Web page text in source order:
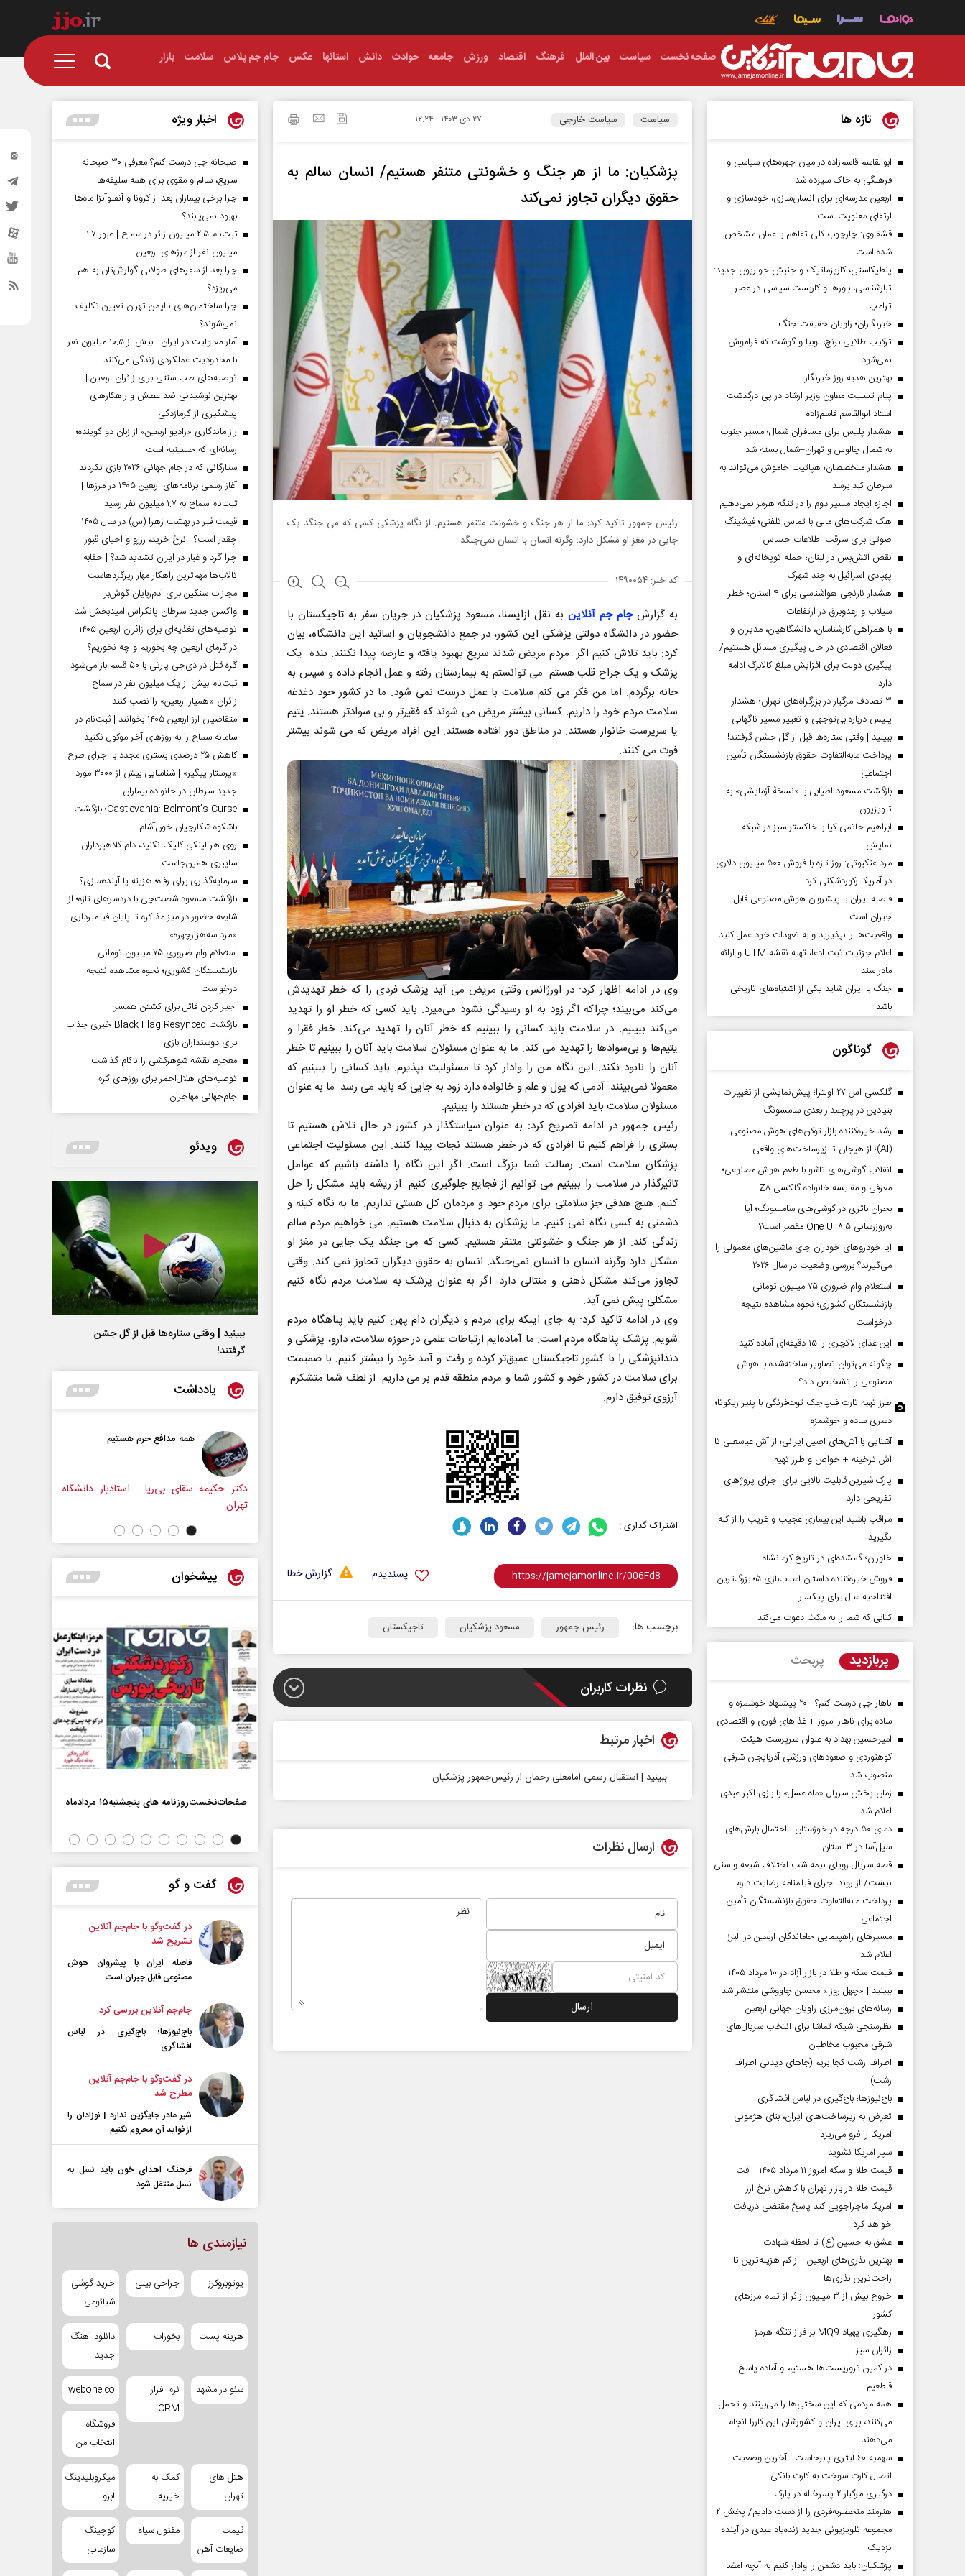
صفحه نخست سیاست بین الملل فرهنگ اقتصاد ورزش جامعه حوادث دانش استانها عکس جام جم پلاس سلامت بازار
سیاست سیاست خارجی ۲۷ دی ۱۴۰۳ - ۱۲:۲۴
پزشکیان: ما از هر جنگ و خشونتی متنفر هستیم/ انسان سالم به
حقوق دیگران تجاوز نمی‌کند
رئیس جمهور تاکید کرد: ما از هر جنگ و خشونت متنفر هستیم. از نگاه پزشکی کسی که می جنگد یک
جایی در مغز او مشکل دارد؛ وگرنه انسان با انسان نمی‌جنگد.
کد خبر: ۱۴۹۰۰۵۴
به گزارشجام جم آنلاینبه نقل ازایسنا، مسعود پزشکیان در جریان سفر به تاجیکستان با
حضور در دانشگاه دولتی پزشکی این کشور، در جمع دانشجویان و اساتید این دانشگاه، بیان
کرد: باید تلاش کنیم اگر مردم مریض شدند سریع بهبود یافته و عارضه پیدا نکنند. بنده یک
پزشک و یک جراح قلب هستم. می توانستم به بیمارستان رفته و عمل انجام داده و سپس به
خانه برگردم. اما من فکر می کنم سلامت با عمل درست نمی شود. ما در کشور خود دغدغه
سلامت مردم خود را داریم. کسانی بیشتر مریض می شوند که فقیرتر و بی سوادتر هستند. یتیم
یا سرپرست خانوار هستند. در مناطق دور افتاده هستند. این افراد مریض که می شوند بیشتر
فوت می کنند.
وی در ادامه اظهار کرد: در اورژانس وقتی مریض می آید پزشک فردی را که خطر تهدیدش
می‌کند می‌بیند؛ چراکه اگر زود به او رسیدگی نشود می‌میرد. باید کسی که خطر او را تهدید
می‌کند ببینیم. در سلامت باید کسانی را ببینیم که خطر آنان را تهدید می‌کند. خطر فقرا و
یتیم‌ها و بی‌سوادها را تهدید می کند. ما به عنوان مسئولان سلامت باید آنان را ببینیم تا خطر
آنان را نابود نکند. این نگاه من را وادار کرد تا مسئولیت بپذیرم. باید کسانی را ببینیم که
معمولا نمی‌بینند. آدمی که پول و علم و خانواده دارد زود به جایی که باید می رسد. ما به عنوان
مسئولان سلامت باید افرادی که در خطر هستند را ببینیم.
رئیس جمهور در ادامه تصریح کرد: به عنوان سیاستگذار در کشور در حال تلاش هستیم تا
بستری را فراهم کنیم تا افرادی که در خطر هستند نجات پیدا کنند. این مسئولیت اجتماعی
پزشکان سلامت است. رسالت شما بزرگ است. اگر این نگاه را داشته باشیم که عوامل
تاثیرگذار در سلامت را ببینیم می توانیم از فجایع جلوگیری کنیم. از ریشه باید مشکل را حل
کنیم. هیچ هدفی جز سلامتی برای مردم خود و مردمان کل هستی نداریم. ما به نگاه کینه و
دشمنی به کسی نگاه نمی کنیم. ما پزشکان به دنبال سلامت هستیم. می خواهیم مردم سالم
زندگی کند. از هر جنگ و خشونتی متنفر هستیم. کسی که می جنگد یک جایی در مغز او
مشکل دارد وگرنه انسان با انسان نمی‌جنگد. انسان به حقوق دیگران تجاوز نمی کند. وقتی
تجاوز می‌کند مشکل ذهنی و منتالی دارد. اگر به عنوان پزشک به سلامت مردم نگاه کنیم
مشکلی پیش نمی آید.
وی در ادامه تاکید کرد: به جای اینکه برای مردم و دیگران دام پهن کنیم باید پناهگاه مردم
شویم. پزشک پناهگاه مردم است. ما آماده‌ایم ارتباطات علمی در حوزه سلامت، دارو، پزشکی و
دندانپزشکی را با کشور تاجیکستان عمیق‌تر کرده و رفت و آمد خود را بیشتر کنیم. با صمیمت
برای سلامت در کشور خود و کشور شما و مردم منطقه قدم بر می داریم. از لطف شما متشکرم.
آرزوی توفیق دارم.
اشتراک گذاری :
گزارش خطا پسندیدم
برچسب ها: رئیس جمهور مسعود پزشکیان تاجیکستان
نظرات کاربران
اخبار مرتبط
ببینید | استقبال رسمی امامعلی رحمان از رئیس‌جمهور پزشکیان
ارسال نظرات
تازه ها
ابوالقاسم قاسم‌زاده در میان چهره‌های سیاسی و
فرهنگی به خاک سپرده شد
اربعین مدرسه‌ای برای انسان‌سازی، خودسازی و
ارتقای معنویت است
قشقاوی: چارچوب کلی تفاهم با عمان مشخص
شده است
پنطیکاستی، کاریزماتیک و جنبش حواریون جدید:
تبارشناسی، باور‌ها و کاربست سیاسی در عصر
ترامپ
خبرنگاران؛ راویان حقیقت جنگ
ترکیب طلایی برنج، لوبیا و گوشت که فراموش
نمی‌شود
بهترین هدیه روز خبرنگار
پیام تسلیت معاون وزیر ارشاد در پی درگذشت
استاد ابوالقاسم قاسم‌زاده
هشدار پلیس برای مسافران شمال؛ مسیر جنوب
به شمال چالوس و تهران–شمال بسته شد
هشدار متخصصان؛ هپاتیت خاموش می‌تواند به
سرطان کبد برسد!
اجازه ایجاد مسیر دوم را در تنگه هرمز نمی‌دهیم
هک شرکت‌های مالی با تماس تلفنی؛ فیشینگ
صوتی برای سرقت اطلاعات حساس
نقض آتش‌بس در لبنان؛ حمله توپخانه‌ای و
پهپادی اسرائیل به چند شهرک
هشدار نارنجی هواشناسی برای ۴ استان؛ خطر
سیلاب و رعدوبرق در ارتفاعات
با همراهی کارشناسان، دانشگاهیان، مدیران و
فعالان اقتصادی در حال پیگیری مسائل هستیم/
پیگیری دولت برای افزایش مبلغ کالابرگ ادامه
دارد
۳ تصادف مرگبار در بزرگراه‌های تهران؛ هشدار
پلیس درباره بی‌توجهی و تغییر مسیر ناگهانی
ببینید | وقتی ستاره‌ها قبل از گل جشن گرفتند!
پرداخت مابه‌التفاوت حقوق بازنشستگان تأمین
اجتماعی
بازگشت مسعود اطیابی با «نسخهٔ آزمایشی» به
تلویزیون
ابراهیم حاتمی کیا با خاکستر سبز در شبکه
نمایش
مرد عنکبوتی: روز تازه با فروش ۵۰۰ میلیون دلاری
در آمریکا رکوردشکنی کرد
فاصله ایران با پیشرو‌ان هوش مصنوعی قابل
جبران است
واقعیت‌ها را بپذیرید و به تعهدات خود عمل کنید
اعلام جزئیات ثبت ادعا، تهیه نقشه UTM و ارائه
مادر سند
جنگ با ایران شاید یکی از اشتباه‌های تاریخی
باشد
گوناگون
گلکسی اس ۲۷ اولترا؛ پیش‌نمایشی از تغییرات
بنیادین در پرچمدار بعدی سامسونگ
رشد خیره‌کننده بازار توکن‌های هوش مصنوعی
(AI)؛ از هیجان تا زیرساخت‌های واقعی
انقلاب گوشی‌های تاشو‌ با طعم هوش مصنوعی؛
معرفی و مقایسه خانواده گلکسی Z۸
بحران باتری در گوشی‌های سامسونگ؛ آیا
به‌روزرسانی One UI ۸.۵ مقصر است؟
آیا خودروهای خودران جای ماشین‌های معمولی را
می‌گیرند؟ بررسی وضعیت در سال ۲۰۲۶
استعلام وام ضروری ۷۵ میلیون تومانی
بازنشستگان کشوری؛ نحوه مشاهده نتیجه
درخواست
این غذای لاکچری را ۱۵ دقیقه‌ای آماده کنید
چگونه می‌توان تصاویر ساخته‌شده با هوش
مصنوعی را تشخیص داد؟
طرز تهیه تارت فلپ‌جک توت‌فرنگی با پنیر ریکوتا؛
دسری ساده و خوشمزه
آشنایی با آش‌های اصیل ایرانی؛ از آش عباسعلی تا
آش ترخینه + خواص و طرز تهیه
پارک شیرین قابلیت‌ بالایی برای اجرای پروژهای
تفریحی دارد
مراقب باشید این بیماری عجیب و غریب را از کنه
نگیرید!
خاوران؛ گمشده‌ای در تاریخ کرمانشاه
فروش خیره‌کننده داستان اسباب‌بازی ۵؛ بزرگ‌ترین
افتتاحیه سال برای پیکسار
کتابی که شما را به مکث دعوت می‌کند
پربازدید پربحث
ناهار چی درست کنم؟ | ۲۰ پیشنهاد خوشمزه و
ساده برای ناهار امروز + غذاهای فوری و اقتصادی
امیرحسین بهداد به عنوان سرپرست هیئت
کوهنوردی و صعودهای ورزشی آذربایجان شرقی
منصوب شد
زمان پخش سریال «ماه عسل» با بازی اکبر عبدی
اعلام شد
دمای ۵۰ درجه در خوزستان | احتمال بارش‌های
سیل‌آسا در ۳ استان
قصه سریال رویای نیمه شب اختلاف شیعه و سنی
نیست/ از روند اجرای فیلمنامه رضایت دارم
پرداخت مابه‌التفاوت حقوق بازنشستگان تأمین
اجتماعی
مسیر‌های راهپیمایی جاماندگان اربعین در البرز
اعلام شد
قیمت سکه و طلا در بازار آزاد در ۱۰ مرداد ۱۴۰۵
ببینید | «چهل روز » محسن چاووشی منتشر شد
رسانه‌های برون‌مرزی راویان جهانی اربعین
نظرسنجی شبکه تماشا برای انتخاب سریال‌های
شرقی محبوب مخاطبان
اطراف رشت کجا بریم (جاهای دیدنی اطراف
رشت)
باج‌نیوزها؛ باج‌گیری در لباس افشاگری
تعرض به زیرساخت‌های ایران، بنای هژمونی
آمریکا را فرو می‌ریزد
سپر آمریکا نشوید
قیمت طلا و سکه امروز ۱۱ مرداد ۱۴۰۵ | افت
قیمت طلا در بازار تهران با کاهش نرخ ارز
آمریکا ماجراجویی کند پاسخ مقتضی دریافت
خواهد کرد
عشق به حسین (ع) تا لحظه شهادت
بهترین نذری‌های اربعین | از کم هزینه‌ترین تا
راحت‌ترین نذری‌ها
خروج بیش از ۳ میلیون زائر از تمام مرز‌های
کشور
رهگیری پهپاد MQ9 بر فراز تنگه هرمز
‌زائران سبز
در کمین تروریست‌ها هستیم و آماده پاسخ
قاطعیم
همه مردمی که این سختی‌ها را می‌بینند و تحمل
می‌کنند، برای ایران و کشورشان این کاررا انجام
می‌دهند
سهمیه ۶۰ لیتری پابرجاست | آخرین وضعیت
اتصال کارت سوخت به کارت بانکی
درگیری مرگبار ۲ پسرخاله در پارک
هنرمند منحصر‌به‌فردی را از دست دادیم/ پخش ۲
مجموعه تلویزیونی جدید زنده‌یاد عبدی در آینده
نزدیک
پزشکیان: باید دشمن را وادار کنیم به آنچه امضا
اخبار ویژه
صبحانه چی درست کنم؟ معرفی ۳۰ صبحانه
سریع، سالم و مقوی برای همه سلیقه‌ها
چرا برخی بیماران بعد از کرونا و آنفلوآنزا ماه‌ها
بهبود نمی‌یابند؟
ثبت‌نام ۲.۵ میلیون زائر در سماح | عبور ۱.۷
میلیون نفر از مرز‌های اربعین
چرا بعد از سفرهای طولانی گوارش‌تان به هم
می‌ریزد؟
چرا ساختمان‌های ناایمن تهران تعیین تکلیف
نمی‌شوند؟
آمار معلولیت در ایران | بیش از ۱۰.۵ میلیون نفر
با محدودیت عملکردی زندگی می‌کنند
توصیه‌های طب سنتی برای زائران اربعین |
بهترین نوشیدنی ضد عطش و راهکارهای
پیشگیری از گرمازدگی
راز ماندگاری «رادیو اربعین» از زبان دو گوینده؛
رسانه‌ای که حسینیه است
ستارگانی که در جام جهانی ۲۰۲۶ بازی نکردند
آغاز رسمی برنامه‌های اربعین ۱۴۰۵ در مرز‌ها |
ثبت‌نام سماح به ۱.۷ میلیون نفر رسید
قیمت قبر در بهشت زهرا (س) در سال ۱۴۰۵
چقدر است؟ | نرخ خرید، رزرو و احیای قبور
چرا گرد و غبار در ایران تشدید شد؟ | حقابه
تالاب‌ها مهم‌ترین راهکار مهار ریزگردهاست
مجازات سنگین برای آدم‌ربایان گوش‌بر
واکسن جدید سرطان پانکراس امیدبخش شد
توصیه‌های تغذیه‌ای برای زائران اربعین ۱۴۰۵ |
در گرمای اربعین چه بخوریم و چه نخوریم؟
گره قتل در دی‌جی پارتی با ۵۰ قسم باز می‌شود
ثبت‌نام بیش از یک میلیون نفر در سماح |
زائران «همیار اربعین» را نصب کنند
متقاضیان ارز اربعین ۱۴۰۵ بخوانند | ثبت‌نام در
سامانه سماح را به روز‌های آخر موکول نکنید
کاهش ۲۵ درصدی بستری مجدد با اجرای طرح
«پرستار پیگیر» | شناسایی بیش از ۳۰۰۰ مورد
جدید سرطان در خانواده بیماران
Castlevania: Belmont’s Curse؛ بازگشت
باشکوه شکارچیان خون‌آشام
روی هر لینکی کلیک نکنید، دام کلاهبرداران
سایبری همین‌جاست
سرمایه‌گذاری برای رفاه؛ هزینه یا آینده‌سازی؟
بازگشت مسعود شصت‌چی با دردسر‌های تازه؛ از
شایعه حضور در میز مذاکره تا پایان فیلمبرداری
«مرد سه‌هزارچهره»
استعلام وام ضروری ۷۵ میلیون تومانی
بازنشستگان کشوری؛ نحوه مشاهده نتیجه
درخواست
اجیر کردن قاتل برای کشتن همسر!
بازگشت Black Flag Resynced خبری جذاب
برای دوستداران بازی
معجزه، نقشه شوهرکشی را ناکام گذاشت
توصیه‌های هلال‌احمر برای روز‌های گرم
جام‌جهانی مهاجران
ویدئو
ببینید | وقتی ستاره‌ها قبل از گل جشن
گرفتند!
یادداشت
چرایی عقب‌نشینی ترامپ؟
جوانی - تحلیلگر مسائل سیاسی
پشت‌پرده تهدیدات کوتاه‏‌مدت و
عباس سلیمی‌نمین - تحلیلگر مسائل سیاسی
اربعین نماد مقاومت در برابر
استکبار‌
رحمت‌الله نوروزی - عضو کمیسیون اجتماعی
همه مدافع حرم هستیم
دکتر حکیمه سقای بی‌ریا - استادیار دانشگاه
حکایت یک تاریخ و دو زندگی
پیشخوان
صفحات نخست روزنامه ها‌ی‌سه‌شنبه ۶ مردادماه صفحات نخست روزنامه ها‌ی یکشنبه ۴ مردادماه صفحات نخست روزنامه ها‌ی شنبه ۳ مردادماه صفحات‌نخست‌روزنامه ها‌ی پنجشنبه‌۱۵ مردادماه
گفت و گو
در گفت‌و‌گو با جام‌جم آنلاین
تشریح شد
فاصله ایران با پیشرو‌ان هوش
مصنوعی قابل جبران است
جام‌جم آنلاین بررسی کرد
باج‌نیوزها؛ باج‌گیری در لباس
افشاگری
در گفت‌و‌گو با جام‌جم آنلاین
مطرح شد
شیر مادر جایگزین ندارد | نوزادان را
از فواید آن محروم نکنیم
فرهنگ اهدای خون باید نسل به
نسل منتقل شود
نیازمندی ها
یوتوبروکرز جراحی بینی
خرید گوشی
شیائومی
هزینه پست بخورات
دانلود آهنگ
جدید
سئو در مشهد
نرم افزار
CRM
webone.co
فروشگاه
انتخاب من
هتل های
تهران
کمک به
خیریه
میکروبلیدینگ
ابرو
قیمت
ضایعات آهن
مفتول سیاه
کوچینگ
سازمانی